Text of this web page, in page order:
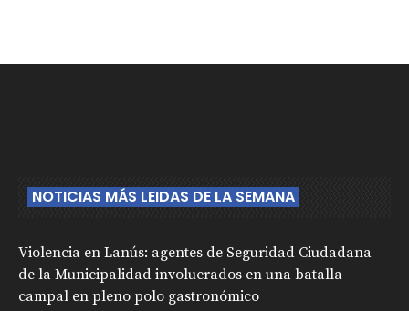
NOTICIAS MÁS LEIDAS DE LA SEMANA
Violencia en Lanús: agentes de Seguridad Ciudadana
de la Municipalidad involucrados en una batalla
campal en pleno polo gastronómico